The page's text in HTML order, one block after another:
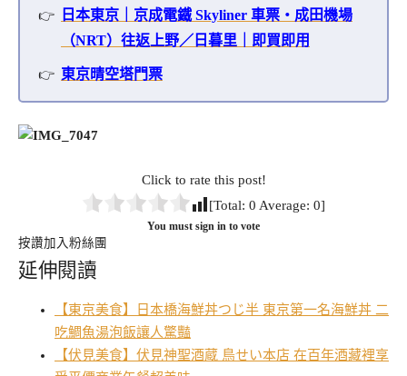
日本東京｜京成電鐵 Skyliner 車票・成田機場
（NRT）往返上野／日暮里｜即買即用
東京晴空塔門票
Click to rate this post!
[Total: 0 Average: 0]
You must sign in to vote
按讚加入粉絲團
延伸閱讀
【東京美食】日本橋海鮮丼つじ半 東京第一名海鮮丼 二
吃鯛魚湯泡飯讓人驚豔
【伏見美食】伏見神聖酒蔵 鳥せい本店 在百年酒藏裡享